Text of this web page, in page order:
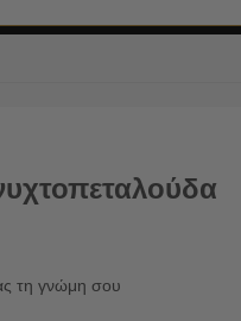
τη γνώμη σου